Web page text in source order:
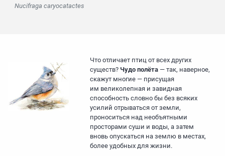
Nucifraga caryocatactes
Что отличает птиц от всех других
существ? Чудо полёта — так, наверное,
скажут многие — присущая
им великолепная и завидная
способность словно бы без всяких
усилий отрываться от земли,
проноситься над необъятными
просторами суши и воды, а затем
вновь опускаться на землю в местах,
более удобных для жизни.